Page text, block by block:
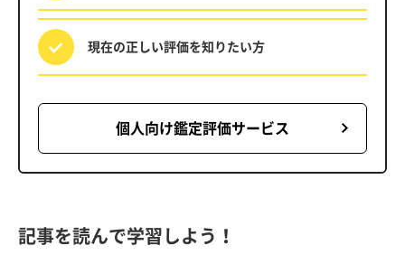
現在の正しい評価を知りたい方
個人向け鑑定評価サービス
記事を読んで学習しよう！